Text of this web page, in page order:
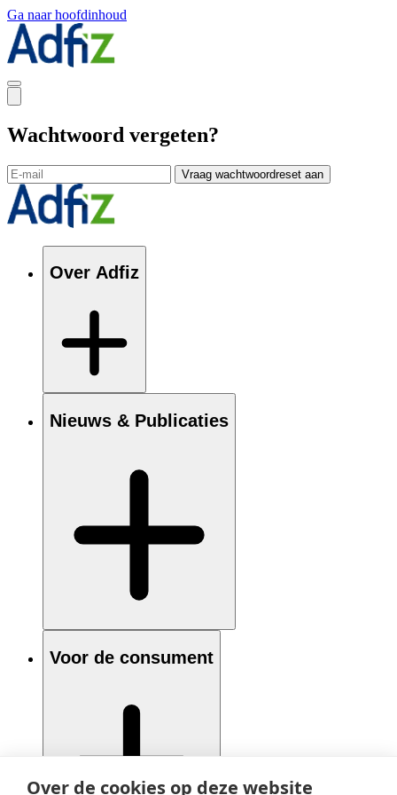
Over de cookies op deze website
Ga naar hoofdinhoud
Wachtwoord vergeten?
Vraag wachtwoordreset aan
Over Adfiz
Nieuws & Publicaties
Voor de consument